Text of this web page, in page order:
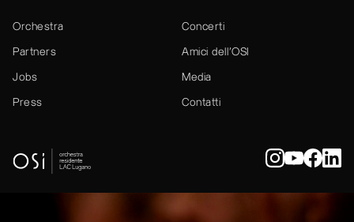
Orchestra Concerti
Partners Amici dell’OSI
Jobs Media
Press Contatti